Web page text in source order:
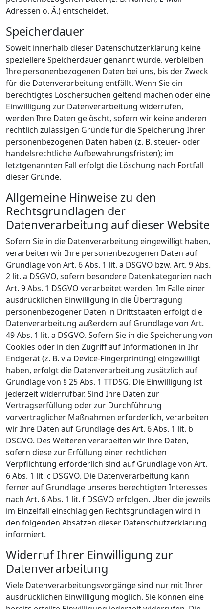
Adressen o. Ä.) entscheidet.
Speicherdauer
Soweit innerhalb dieser Datenschutzerklärung keine
speziellere Speicherdauer genannt wurde, verbleiben
Ihre personenbezogenen Daten bei uns, bis der Zweck
für die Datenverarbeitung entfällt. Wenn Sie ein
berechtigtes Löschersuchen geltend machen oder eine
Einwilligung zur Datenverarbeitung widerrufen,
werden Ihre Daten gelöscht, sofern wir keine anderen
rechtlich zulässigen Gründe für die Speicherung Ihrer
personenbezogenen Daten haben (z. B. steuer- oder
handelsrechtliche Aufbewahrungsfristen); im
letztgenannten Fall erfolgt die Löschung nach Fortfall
dieser Gründe.
Allgemeine Hinweise zu den
Rechtsgrundlagen der
Datenverarbeitung auf dieser Website
Sofern Sie in die Datenverarbeitung eingewilligt haben,
verarbeiten wir Ihre personenbezogenen Daten auf
Grundlage von Art. 6 Abs. 1 lit. a DSGVO bzw. Art. 9 Abs.
2 lit. a DSGVO, sofern besondere Datenkategorien nach
Art. 9 Abs. 1 DSGVO verarbeitet werden. Im Falle einer
ausdrücklichen Einwilligung in die Übertragung
personenbezogener Daten in Drittstaaten erfolgt die
Datenverarbeitung außerdem auf Grundlage von Art.
49 Abs. 1 lit. a DSGVO. Sofern Sie in die Speicherung von
Cookies oder in den Zugriff auf Informationen in Ihr
Endgerät (z. B. via Device-Fingerprinting) eingewilligt
haben, erfolgt die Datenverarbeitung zusätzlich auf
Grundlage von § 25 Abs. 1 TTDSG. Die Einwilligung ist
jederzeit widerrufbar. Sind Ihre Daten zur
Vertragserfüllung oder zur Durchführung
vorvertraglicher Maßnahmen erforderlich, verarbeiten
wir Ihre Daten auf Grundlage des Art. 6 Abs. 1 lit. b
DSGVO. Des Weiteren verarbeiten wir Ihre Daten,
sofern diese zur Erfüllung einer rechtlichen
Verpflichtung erforderlich sind auf Grundlage von Art.
6 Abs. 1 lit. c DSGVO. Die Datenverarbeitung kann
ferner auf Grundlage unseres berechtigten Interesses
nach Art. 6 Abs. 1 lit. f DSGVO erfolgen. Über die jeweils
im Einzelfall einschlägigen Rechtsgrundlagen wird in
den folgenden Absätzen dieser Datenschutzerklärung
informiert.
Widerruf Ihrer Einwilligung zur
Datenverarbeitung
Viele Datenverarbeitungsvorgänge sind nur mit Ihrer
ausdrücklichen Einwilligung möglich. Sie können eine